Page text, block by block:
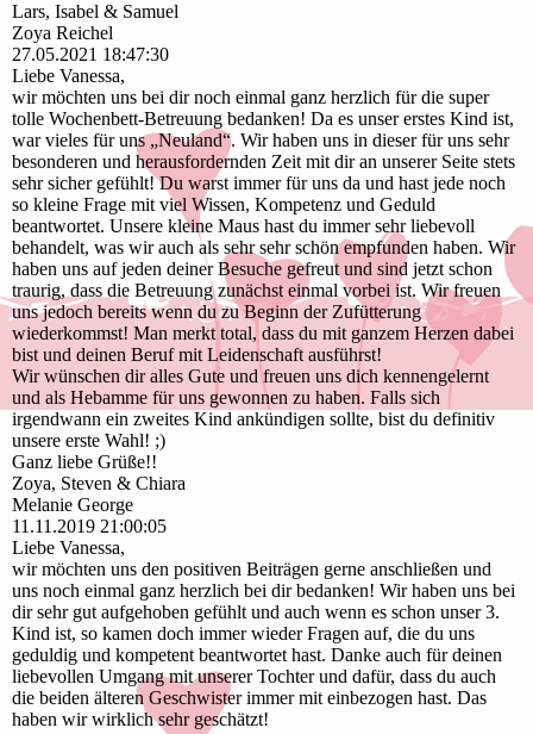
Lars, Isabel & Samuel
Zoya Reichel
27.05.2021 18:47:30
Liebe Vanessa,
wir möchten uns bei dir noch einmal ganz herzlich für die super
tolle Wochenbett-Betreuung bedanken! Da es unser erstes Kind ist,
war vieles für uns „Neuland“. Wir haben uns in dieser für uns sehr
besonderen und herausfordernden Zeit mit dir an unserer Seite stets
sehr sicher gefühlt! Du warst immer für uns da und hast jede noch
so kleine Frage mit viel Wissen, Kompetenz und Geduld
beantwortet. Unsere kleine Maus hast du immer sehr liebevoll
behandelt, was wir auch als sehr sehr schön empfunden haben. Wir
haben uns auf jeden deiner Besuche gefreut und sind jetzt schon
traurig, dass die Betreuung zunächst einmal vorbei ist. Wir freuen
uns jedoch bereits wenn du zu Beginn der Zufütterung
wiederkommst! Man merkt total, dass du mit ganzem Herzen dabei
bist und deinen Beruf mit Leidenschaft ausführst!
Wir wünschen dir alles Gute und freuen uns dich kennengelernt
und als Hebamme für uns gewonnen zu haben. Falls sich
irgendwann ein zweites Kind ankündigen sollte, bist du definitiv
unsere erste Wahl! ;)
Ganz liebe Grüße!!
Zoya, Steven & Chiara
Melanie George
11.11.2019 21:00:05
Liebe Vanessa,
wir möchten uns den positiven Beiträgen gerne anschließen und
uns noch einmal ganz herzlich bei dir bedanken! Wir haben uns bei
dir sehr gut aufgehoben gefühlt und auch wenn es schon unser 3.
Kind ist, so kamen doch immer wieder Fragen auf, die du uns
geduldig und kompetent beantwortet hast. Danke auch für deinen
liebevollen Umgang mit unserer Tochter und dafür, dass du auch
die beiden älteren Geschwister immer mit einbezogen hast. Das
haben wir wirklich sehr geschätzt!